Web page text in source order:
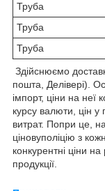
Труба
Труба
Труба
Здійснюємо
пошта, Делівері).
імпорт, ціни на неї
курсу валюти, цін у
витрат. Попри це,
ціновуполіцію з
конкурентні ціни
продукції.